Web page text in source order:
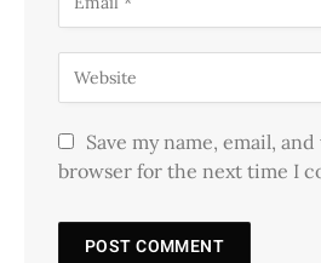
Save my name, email,
browser for the next time I